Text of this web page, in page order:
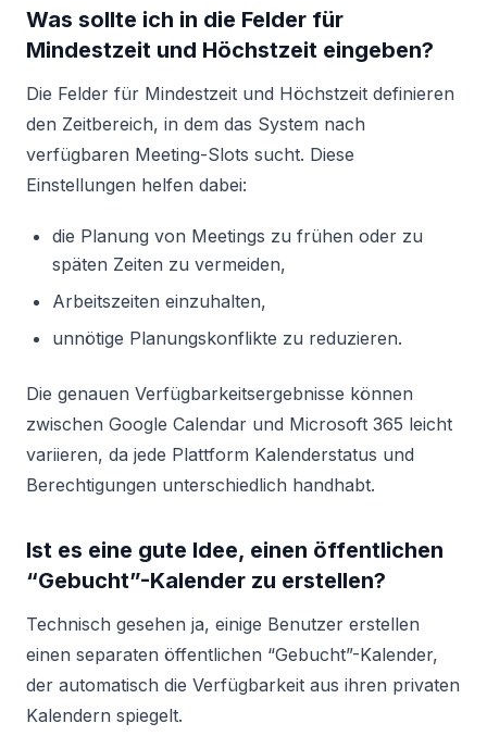
Was sollte ich in die Felder für
Mindestzeit und Höchstzeit eingeben?
Die Felder für Mindestzeit und Höchstzeit definieren
den Zeitbereich, in dem das System nach
verfügbaren Meeting-Slots sucht. Diese
Einstellungen helfen dabei:
die Planung von Meetings zu frühen oder zu
späten Zeiten zu vermeiden,
Arbeitszeiten einzuhalten,
unnötige Planungskonflikte zu reduzieren.
Die genauen Verfügbarkeitsergebnisse können
zwischen Google Calendar und Microsoft 365 leicht
variieren, da jede Plattform Kalenderstatus und
Berechtigungen unterschiedlich handhabt.
Ist es eine gute Idee, einen öffentlichen
“Gebucht”-Kalender zu erstellen?
Technisch gesehen ja, einige Benutzer erstellen
einen separaten öffentlichen “Gebucht”-Kalender,
der automatisch die Verfügbarkeit aus ihren privaten
Kalendern spiegelt.